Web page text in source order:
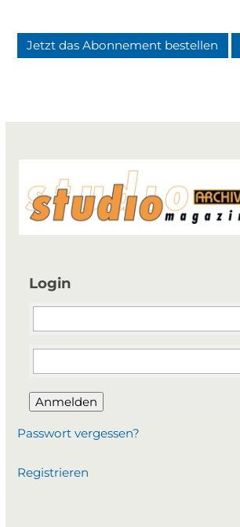
Jetzt das Abonnement bestellen
Login
Anmelden
Passwort vergessen?
Registrieren